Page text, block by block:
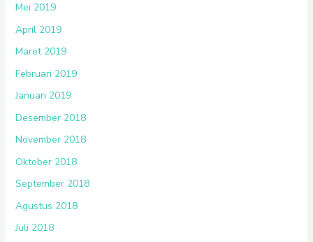
Mei 2019
April 2019
Maret 2019
Februari 2019
Januari 2019
Desember 2018
November 2018
Oktober 2018
September 2018
Agustus 2018
Juli 2018